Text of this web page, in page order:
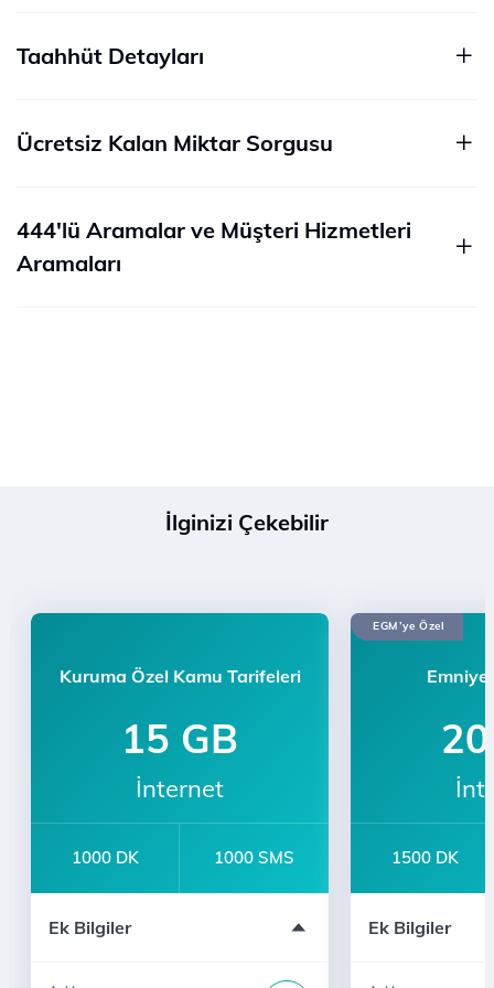
Taahhüt Detayları
Ücretsiz Kalan Miktar Sorgusu
444'lü Aramalar ve Müşteri Hizmetleri
Aramaları
İlginizi Çekebilir
Kuruma Özel Kamu Tarifeleri
15 GB
İnternet
1000 DK 1000 SMS
Ek Bilgiler
Adalet Bakanlığı
EGM’ye Özel
1500 DK
Ek Bilgiler
WhatsApp